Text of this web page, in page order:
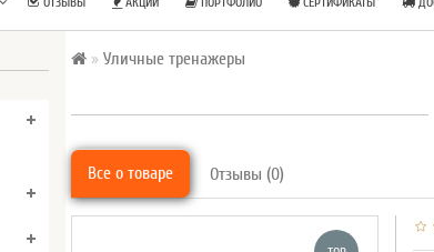
Уличные тренажеры
Все о товаре Отзывы (0)